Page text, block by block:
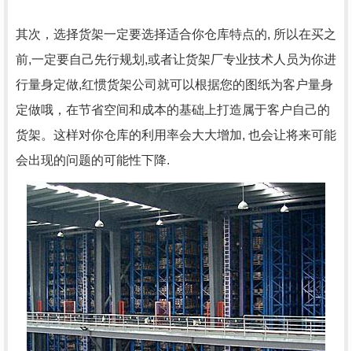
其次，选择货架一定要选择适合你仓库特点的, 所以在买之
前,一定要自己先行规划,或者让货架厂专业技术人员为你进
行量身定做,红惯货架公司就可以根据您的图纸为客户量身
定做哦，在节省空间和成本的基础上打造属于客户自己的
货架。这样对你仓库的利用率会大大增加, 也会让将来可能
会出现的问题的可能性下降.